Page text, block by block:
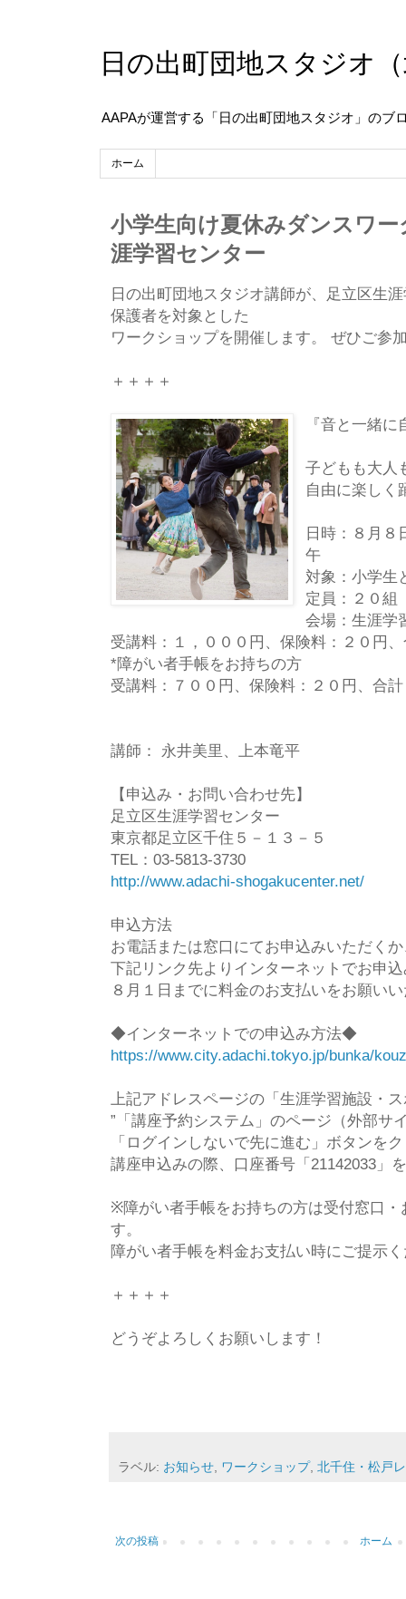
日の出町団地スタジオ
AAPAが運営する「日の出町団地スタジオ」のブ
ホーム
小学生向け夏休みダンスワ
涯学習センター
日の出町団地スタジオ講師が、足立区生
保護者を対象とした
ワークショップを開催します。 ぜひご参
＋＋＋＋
『音と一緒
子どもも大人
自由に楽しく
日時：８月
午
対象：小学生
定員：２０組
会場：生涯
受講料：１，０００円、保険料：２０円
*障がい者手帳をお持ちの方
受講料：７００円、保険料：２０円、合
講師： 永井美里、上本竜平
【申込み・お問い合わせ先】
足立区生涯学習センター
東京都足立区千住５－１３－５
TEL：03-5813-3730
http://www.adachi-shogakucenter.net/
申込方法
お電話または窓口にてお申込みいただく
下記リンク先よりインターネットでお申
８月１日までに料金のお支払いをお願い
◆インターネットでの申込み方法◆
https://www.city.adachi.tokyo.jp/bunka/
上記アドレスページの「生涯学習施設・
”「講座予約システム」のページ（外部サ
「ログインしないで先に進む」ボタンを
講座申込みの際、口座番号「21142033」
※障がい者手帳をお持ちの方は受付窓口
す。
障がい者手帳を料金お支払い時にご提示
＋＋＋＋
どうぞよろしくお願いします！
ラベル: お知らせ, ワークショップ, 北千住・松戸
次の投稿 ホーム